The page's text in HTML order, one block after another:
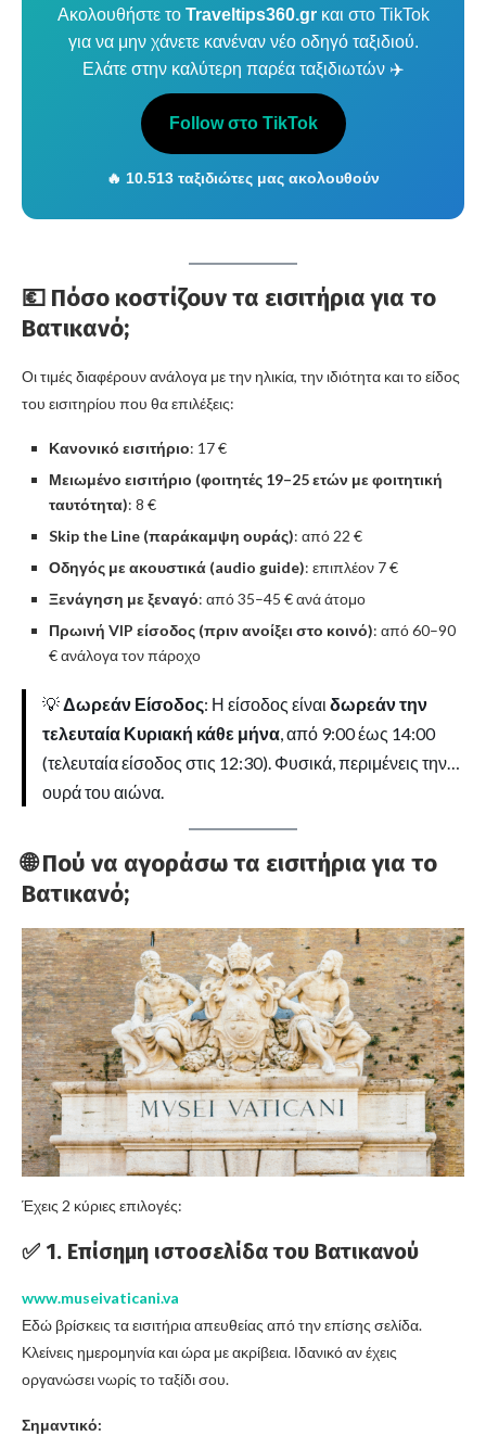
Ακολουθήστε το Traveltips360.grκαι στο TikTok
για να μην χάνετε κανέναν νέο οδηγό ταξιδιού.
Ελάτε στην καλύτερη παρέα ταξιδιωτών ✈️
Follow στο TikTok
🔥 10.513 ταξιδιώτες μας ακολουθούν
💶 Πόσο κοστίζουν τα εισιτήρια για το
Βατικανό;
Οι τιμές διαφέρουν ανάλογα με την ηλικία, την ιδιότητα και το είδος
του εισιτηρίου που θα επιλέξεις:
Κανονικό εισιτήριο: 17 €
Μειωμένο εισιτήριο (φοιτητές 19–25 ετών με φοιτητική
ταυτότητα): 8 €
Skip the Line (παράκαμψη ουράς): από 22 €
Οδηγός με ακουστικά (audio guide): επιπλέον 7 €
Ξενάγηση με ξεναγό: από 35–45 € ανά άτομο
Πρωινή VIP είσοδος (πριν ανοίξει στο κοινό): από 60–90
€ ανάλογα τον πάροχο
💡 Δωρεάν Είσοδος: Η είσοδος είναι δωρεάν την
τελευταία Κυριακή κάθε μήνα , από 9:00 έως 14:00
(τελευταία είσοδος στις 12:30). Φυσικά, περιμένεις την…
ουρά του αιώνα.
🌐 Πού να αγοράσω τα εισιτήρια για το
Βατικανό;
Έχεις 2 κύριες επιλογές:
✅ 1. Επίσημη ιστοσελίδα του Βατικανού
www.museivaticani.va
Εδώ βρίσκεις τα εισιτήρια απευθείας από την επίσης σελίδα.
Κλείνεις ημερομηνία και ώρα με ακρίβεια. Ιδανικό αν έχεις
οργανώσει νωρίς το ταξίδι σου.
Σημαντικό: